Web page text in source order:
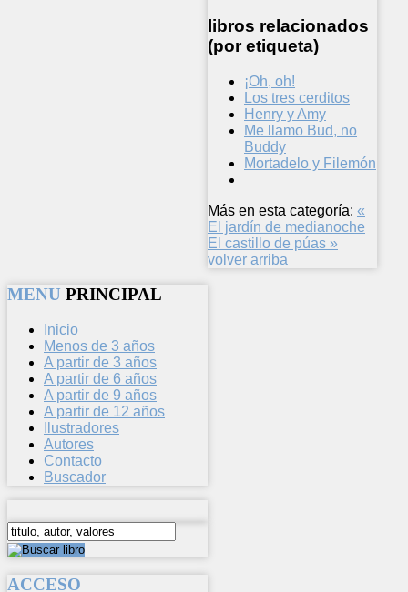
libros relacionados
(por etiqueta)
¡Oh, oh!
Los tres cerditos
Henry y Amy
Me llamo Bud, no
Buddy
Mortadelo y Filemón
Más en esta categoría: «
El jardín de medianoche
El castillo de púas »
volver arriba
MENU PRINCIPAL
Inicio
Menos de 3 años
A partir de 3 años
A partir de 6 años
A partir de 9 años
A partir de 12 años
Ilustradores
Autores
Contacto
Buscador
ACCESO